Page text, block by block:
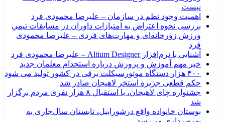
نیست
اهمیت وجود نظم در سازمان – علیرضا محمودی فرد
بررسی نحوه اعتراض به امتیازات داوران در مسابقات تیمي
ورزش زورخانه‌ای و مهارت‌های فردی – علیرضا محمودی
فرد
آشنایی با نرم‌افزار Altium Designer – علیرضا محمودی فرد
خبر مهم آموزش و پرورش درباره استخدام معلمان جدید
۴۰۰ هزار دستگاه موتورسیکلت برقی در کشور تولید می شود
حکم قطعی جزیره استخر لاهیجان صادر شد
جشنواره چای لاهیجان، با استقبال ۸ هزار نفری مردم برگزار
شد
بوستان خانواده واقع درشورابیل، تابستان سال‌جاری به